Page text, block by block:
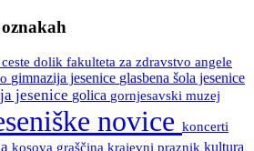
ceste dolik fakulteta za zdravstvo angele
gimnazija jesenice glasbena šola jesenice
jesenice golica gornjesavski muzej
novice koncerti
kosova graščina krajevni praznik kultura